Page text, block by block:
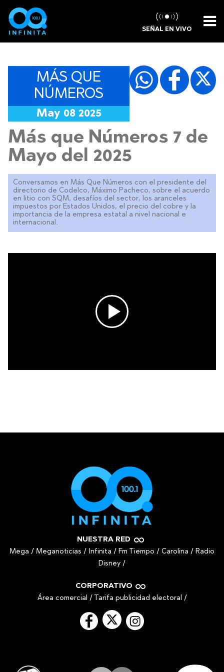
SEÑAL EN VIVO
MÁS QUE
NÚMEROS
May 08 2025
Más que Números 7 de
Mayo del 2025
Conversamos en Más Que Números con el presidente del
directorio de Codelco, Máximo Pacheco, sobre el acuerdo
en litio con SQM, desafíos del sector, los aranceles
impuestos por Estados Unidos, el precio del cobre y la
importancia de la empresa estatal a nivel nacional e
internacional.
NUESTRA RED
Mega / Meganoticias / Infinita / Fm Tiempo / Carolina / Radio
Disney /
CORPORATIVO
Área comercial / Tarifa publicidad electoral /